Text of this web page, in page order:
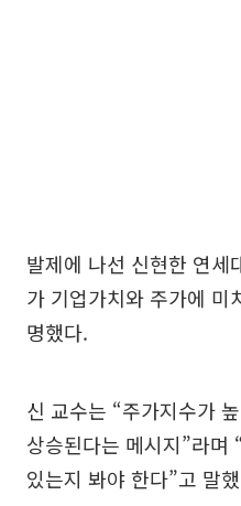
발제에 나선 신현한 연세
가 기업가치와 주가에 미
명했다.
신 교수는 “주가지수가
상승된다는 메시지”라며
있는지 봐야 한다”고 말